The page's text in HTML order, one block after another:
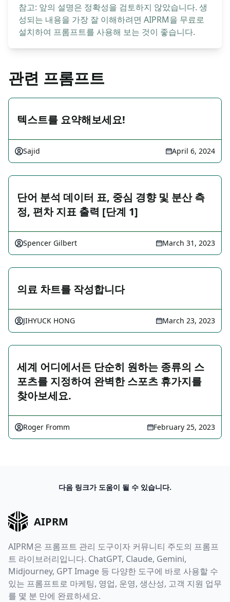
참고: 앞의 설명은 정확성을 검토하지 않았습니다. 생
성되는 내용을 가장 잘 이해하려면 AIPRM을 무료로
설치하여 프롬프트를 사용해 보는 것이 좋습니다.
관련 프롬프트
텍스트를 요약해보세요!
Sajid April 6, 2024
단어 분석 데이터 표, 중심 경향 및 분산 측
정, 편차 지표 출력 [단계 1]
Spencer Gilbert March 31, 2023
의료 차트를 작성합니다
JIHYUCK HONG March 23, 2023
세계 어디에서든 단순히 원하는 종류의 스
포츠를 지정하여 완벽한 스포츠 휴가지를
찾아보세요.
Roger Fromm February 25, 2023
다음 링크가 도움이 될 수 있습니다.
AIPRM
AIPRM은 프롬프트 관리 도구이자 커뮤니티 주도의 프롬프
트 라이브러리입니다. ChatGPT, Claude, Gemini,
Midjourney, GPT Image 등 다양한 도구에 바로 사용할 수
있는 프롬프트로 마케팅, 영업, 운영, 생산성, 고객 지원 업무
를 몇 분 만에 완료하세요.